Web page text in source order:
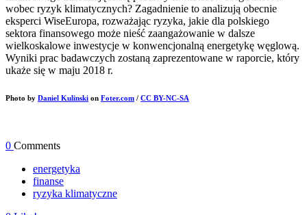
wobec ryzyk klimatycznych? Zagadnienie to analizują obecnie
eksperci WiseEuropa, rozważając ryzyka, jakie dla polskiego
sektora finansowego może nieść zaangażowanie w dalsze
wielkoskalowe inwestycje w konwencjonalną energetykę węglową.
Wyniki prac badawczych zostaną zaprezentowane w raporcie, który
ukaże się w maju 2018 r.
Photo by Daniel Kulinski on Foter.com / CC BY-NC-SA
0 Comments
energetyka
finanse
ryzyka klimatyczne